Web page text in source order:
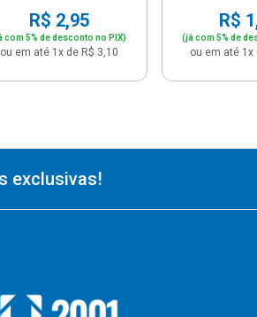
R$ 2,95
com 5% de desconto no PIX)
ou em até 1x de R$ 3,10
R$
(já com 5% de
ou em até 1x
exclusivas!